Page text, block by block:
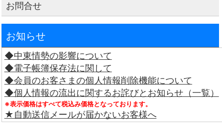
お問合せ
お知らせ
◆中東情勢の影響について
◆電子帳簿保存法に関して
◆会員のお客さまの個人情報削除機能について
◆個人情報の流出に関するお詫びとお知らせ（一覧）
※表示価格はすべて税込み価格となっております。
★自動送信メールが届かないお客様へ